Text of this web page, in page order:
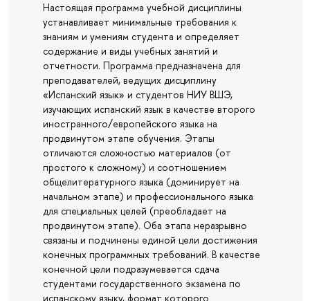
Настоящая программа учебной дисциплины
устанавливает минимальные требования к
знаниям и умениям студента и определяет
содержание и виды учебных занятий и
отчетности. Программа предназначена для
преподавателей, ведущих дисциплину
«Испанский язык» и студентов НИУ ВШЭ,
изучающих испанский язык в качестве второго
иностранного/европейского языка на
продвинутом этапе обучения. Этапы
отличаются сложностью материалов (от
простого к сложному) и соотношением
общелитературного языка (доминирует на
начальном этапе) и профессионального языка
для специальных целей (преобладает на
продвинутом этапе). Оба этапа неразрывно
связаны и подчинены единой цели достижения
конечных программных требований. В качестве
конечной цели подразумевается сдача
студентами государственного экзамена по
испанскому языку, формат которого